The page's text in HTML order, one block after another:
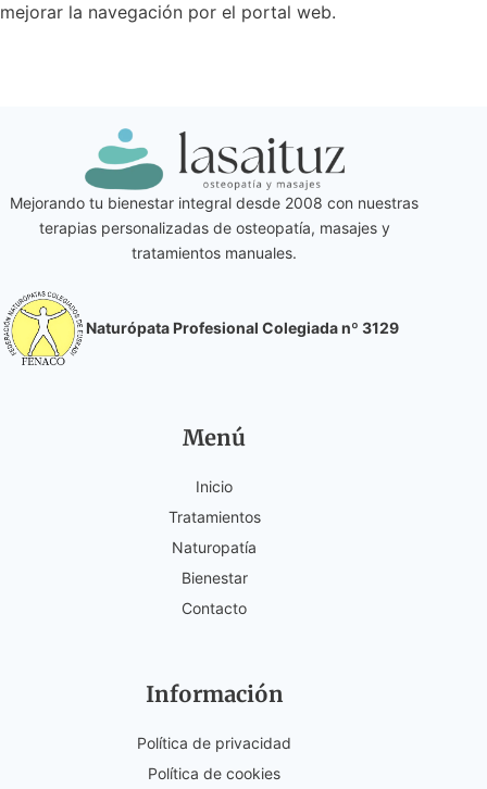
mejorar la navegación por el portal web.
Mejorando tu bienestar integral desde 2008 con nuestras
terapias personalizadas de osteopatía, masajes y
tratamientos manuales.
Naturópata Profesional Colegiada nº 3129
Menú
Inicio
Tratamientos
Naturopatía
Bienestar
Contacto
Información
Política de privacidad
Política de cookies